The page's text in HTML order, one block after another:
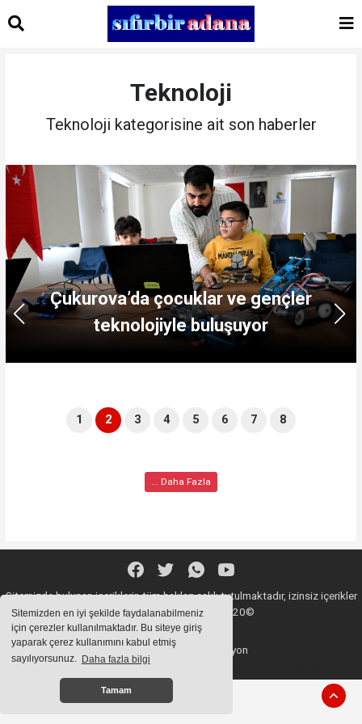
Sitemizden en iyi şekilde faydalanabilmeniz
için çerezler kullanılmaktadır. Bu siteye giriş
yaparak çerez kullanımını kabul etmiş
sayılıyorsunuz. Daha fazla bilgi
Tamam
Teknoloji
Teknoloji kategorisine ait son haberler
Çukurova’da çocuklar ve gençler
teknolojiyle buluşuyor
1 2 3 4 5 6 7 8
... Daha Fazla
Sitemizde bulunan içeriklerin tüm hakları saklı tutulmaktadır, izinsiz içerikler
kullanılamaz. Copyright 2020©
Haber Yazılımı:
Web Aksiyon
haber yazılımıhaber paketi